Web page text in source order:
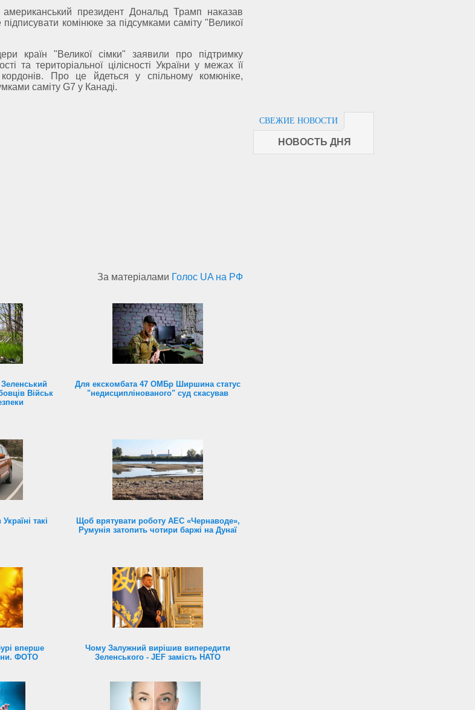
СВЕЖИЕ НОВОСТИ
НОВОСТЬ ДНЯ
президент Дональд Трамп наказав
комінюке за підсумками саміту "Великої
країн "Великої сімки" заявили про підтримку
та територіальної цілісності України у межах її
Про це йдеться у спільному комюніке,
саміту G7 у Канаді.
За матеріалами Голос UA на РФ
Військ
Для екскомбата 47 ОМБр Ширшина статус
"недисциплінованого" суд скасував
такі
Щоб врятувати роботу АЕС «Чернаводе»,
Румунія затопить чотири баржі на Дунаї
вперше
ФОТО
Чому Залужний вирішив випередити
Зеленського - JEF замість НАТО